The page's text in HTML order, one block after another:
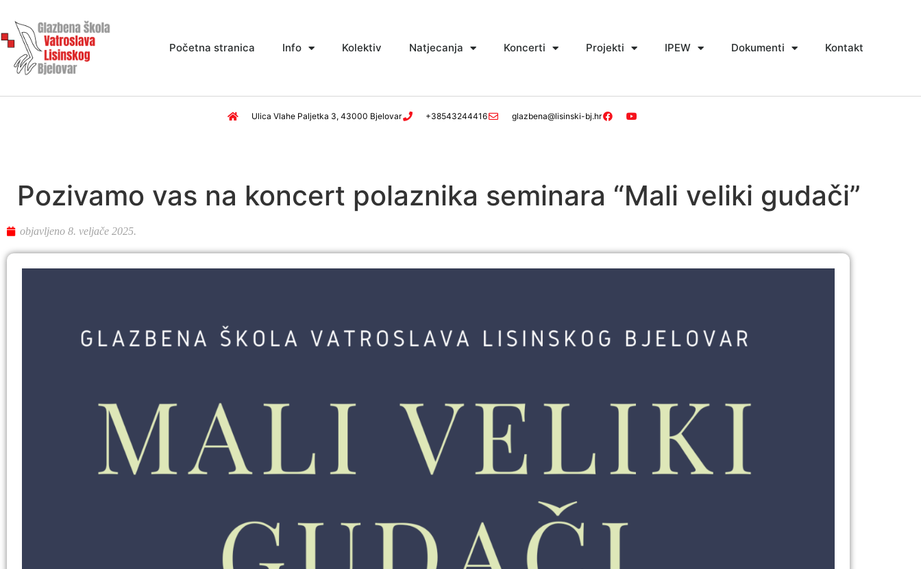
Početna stranica Info Kolektiv Natjecanja Koncerti Projekti IPEW Dokumenti Kontakt
Ulica Vlahe Paljetka 3, 43000 Bjelovar +38543244416 glazbena@lisinski-bj.hr
Pozivamo vas na koncert polaznika seminara “Mali veliki gudači”
objavljeno 8. veljače 2025.